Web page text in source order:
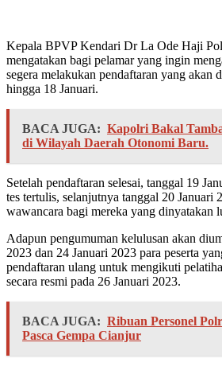
Kepala BPVP Kendari Dr La Ode Haji
mengatakan bagi pelamar yang ingin
segera melakukan pendaftaran yang akan
hingga 18 Januari.
BACA JUGA: Kapolri Bakal
di Wilayah Daerah Otonomi Baru.
Setelah pendaftaran selesai, tanggal 19
tes tertulis, selanjutnya tanggal 20 Januari
wawancara bagi mereka yang dinyatakan
Adapun pengumuman kelulusan akan
2023 dan 24 Januari 2023 para peserta
pendaftaran ulang untuk mengikuti
secara resmi pada 26 Januari 2023.
BACA JUGA: Ribuan Personel
Pasca Gempa Cianjur